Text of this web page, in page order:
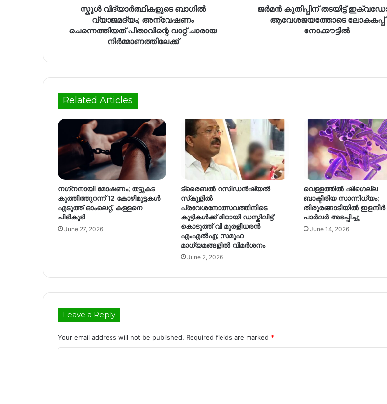
സ്കൂൾ വിദ്യാർത്ഥികളുടെ ബാഗിൽ
വ്യാജമദ്യം; അന്വേഷണം
ചെന്നെത്തിയത് പിതാവിന്റെ വാറ്റ് ചാരായ
നിർമ്മാണത്തിലേക്ക്
ജർമൻ കുതിപ്പിന് തടയിട്ട്
ആവേശജയത്തോടെ ലോകകപ്പ്
നോക്കൗട്ടിൽ
Related Articles
നഗ്‌നനായി മോഷണം; തട്ടുകട
കുത്തിത്തുറന്ന് 12 കോഴിമുട്ടകള്‍
എടുത്ത് ഓംലെറ്റ്, കള്ളനെ
പിടികൂടി
June 27, 2026
ട്രൈബൽ റസിഡൻഷ്യൽ
സ്‌കൂളിൽ
പ്രവേശനോത്സവത്തിനിടെ
കുട്ടികൾക്ക് മിഠായി ഡസ്കിലിട്ട്
കൊടുത്ത് വി മുരളീധരൻ
എംഎൽഎ; സമൂഹ
മാധ്യമങ്ങളിൽ വിമർശനം
June 2, 2026
വെള്ളത്തിൽ ഷിഗെല്ല
ബാക്ടീരിയ സാന്നിധ്യം;
തിരൂരങ്ങാടിയിൽ ഇളനീർ
പാർലർ അടപ്പിച്ചു
June 14, 2026
Leave a Reply
Your email address will not be published. Required fields are marked *